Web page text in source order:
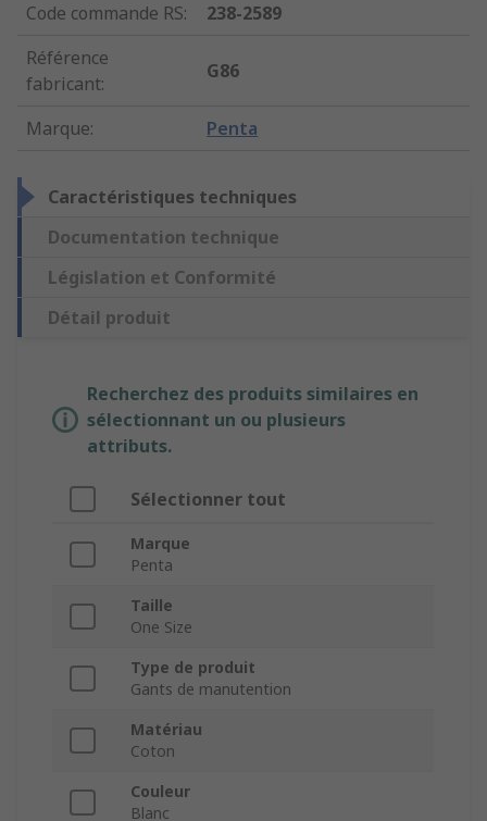
Code commande RS:
238-2589
Référence
fabricant:
G86
Marque: Penta
Caractéristiques techniques
Documentation technique
Législation et Conformité
Détail produit
Recherchez des produits similaires en
sélectionnant un ou plusieurs
attributs.
Sélectionner tout
Marque
Penta
Taille
One Size
Type de produit
Gants de manutention
Matériau
Coton
Couleur
Blanc